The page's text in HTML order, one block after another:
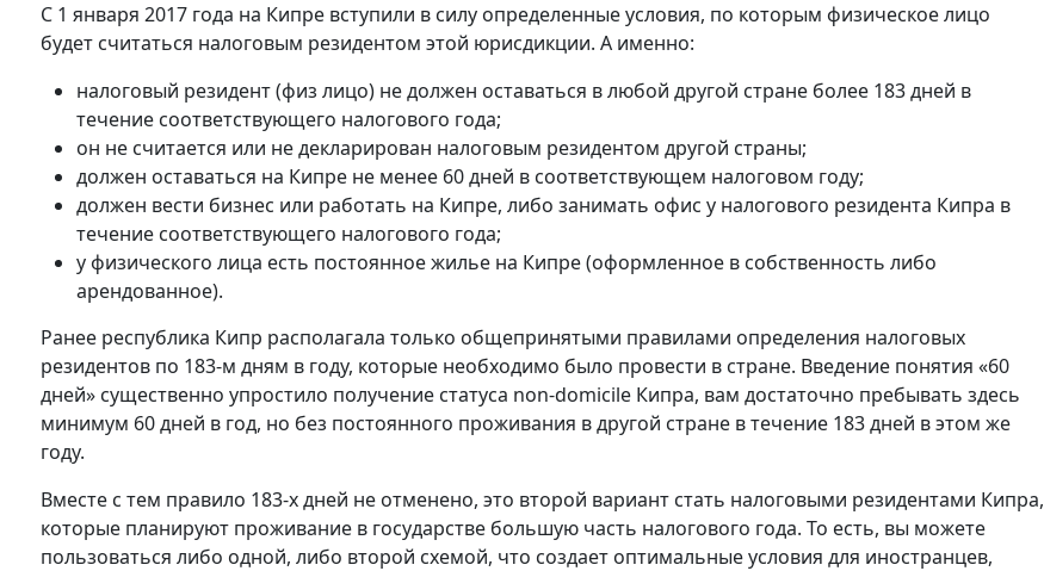
С 1 января 2017 года на Кипре вступили в силу определенные условия, по которым физическое лицо
будет считаться налоговым резидентом этой юрисдикции. А именно:
налоговый резидент (физ лицо) не должен оставаться в любой другой стране более 183 дней в
течение соответствующего налогового года;
он не считается или не декларирован налоговым резидентом другой страны;
должен оставаться на Кипре не менее 60 дней в соответствующем налоговом году;
должен вести бизнес или работать на Кипре, либо занимать офис у налогового резидента Кипра в
течение соответствующего налогового года;
у физического лица есть постоянное жилье на Кипре (оформленное в собственность либо
арендованное).
Ранее республика Кипр располагала только общепринятыми правилами определения налоговых
резидентов по 183-м дням в году, которые необходимо было провести в стране. Введение понятия «60
дней» существенно упростило получение статуса non-domicile Кипра, вам достаточно пребывать здесь
минимум 60 дней в год, но без постоянного проживания в другой стране в течение 183 дней в этом же
году.
Вместе с тем правило 183-х дней не отменено, это второй вариант стать налоговыми резидентами Кипра,
которые планируют проживание в государстве большую часть налогового года. То есть, вы можете
пользоваться либо одной, либо второй схемой, что создает оптимальные условия для иностранцев,